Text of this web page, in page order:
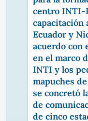
centro INTI-
capacitación
Ecuador y
acuerdo con
en el marco
INTI y los
mapuches
se concretó
de
de cinco